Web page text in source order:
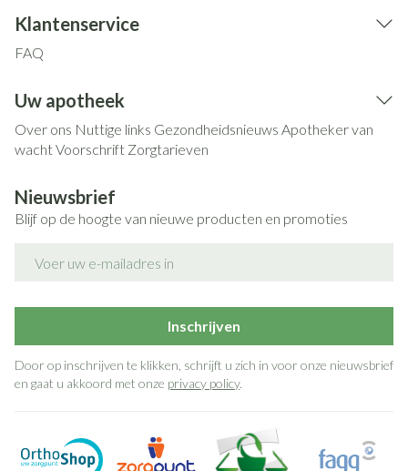
Klantenservice
FAQ
Uw apotheek
Over ons Nuttige links Gezondheidsnieuws Apotheker van
wachtVoorschrift Zorgtarieven
Nieuwsbrief
Blijf op de hoogte van nieuwe producten en promoties
Inschrijven
Door op inschrijven te klikken, schrijft u zich in voor onze nieuwsbrief
en gaat u akkoord met onze privacy policy.